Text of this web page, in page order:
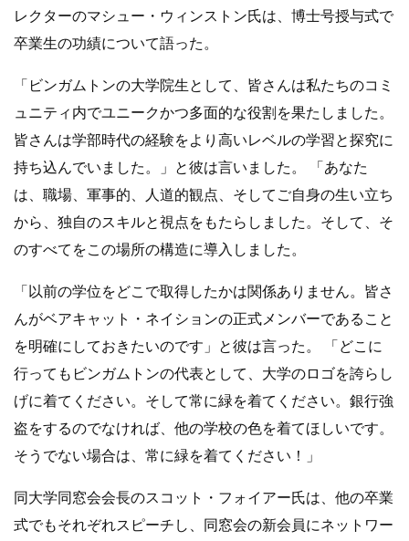
レクターのマシュー・ウィンストン氏は、博士号授与式で
卒業生の功績について語った。
「ビンガムトンの大学院生として、皆さんは私たちのコミ
ュニティ内でユニークかつ多面的な役割を果たしました。
皆さんは学部時代の経験をより高いレベルの学習と探究に
持ち込んでいました。」と彼は言いました。 「あなた
は、職場、軍事的、人道的観点、そしてご自身の生い立ち
から、独自のスキルと視点をもたらしました。そして、そ
のすべてをこの場所の構造に導入しました。
「以前の学位をどこで取得したかは関係ありません。皆さ
んがベアキャット・ネイションの正式メンバーであること
を明確にしておきたいのです」と彼は言った。 「どこに
行ってもビンガムトンの代表として、大学のロゴを誇らし
げに着てください。そして常に緑を着てください。銀行強
盗をするのでなければ、他の学校の色を着てほしいです。
そうでない場合は、常に緑を着てください！」
同大学同窓会会長のスコット・フォイアー氏は、他の卒業
式でもそれぞれスピーチし、同窓会の新会員にネットワー